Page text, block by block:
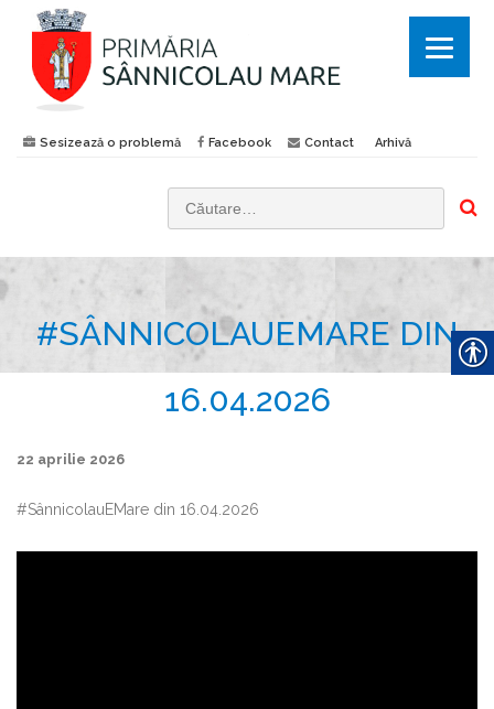
Sesizează o problemă Facebook Contact Arhivă
:
#SÂNNICOLAUEMARE DIN
16.04.2026
22 aprilie 2026
#SânnicolauEMare din 16.04.2026